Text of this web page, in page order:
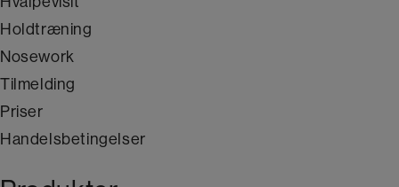
Holdtræning
Nosework
Tilmelding
Priser
Handelsbetingelser